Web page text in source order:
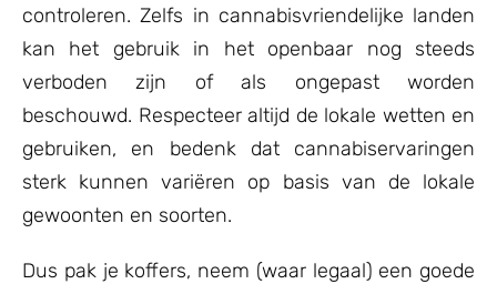
controleren. Zelfs in cannabisvriendelijke landen
kan het gebruik in het openbaar nog steeds
verboden zijn of als ongepast worden
beschouwd. Respecteer altijd de lokale wetten en
gebruiken, en bedenk dat cannabiservaringen
sterk kunnen variëren op basis van de lokale
gewoonten en soorten.
Dus pak je koffers, neem (waar legaal) een goede